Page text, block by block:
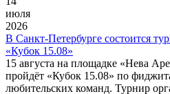
июля
2026
В Санкт-Петербурге состоится
«Кубок 15.08»
15 августа на площадке «Нева
пройдёт «Кубок 15.08» по
любительских команд. Турнир